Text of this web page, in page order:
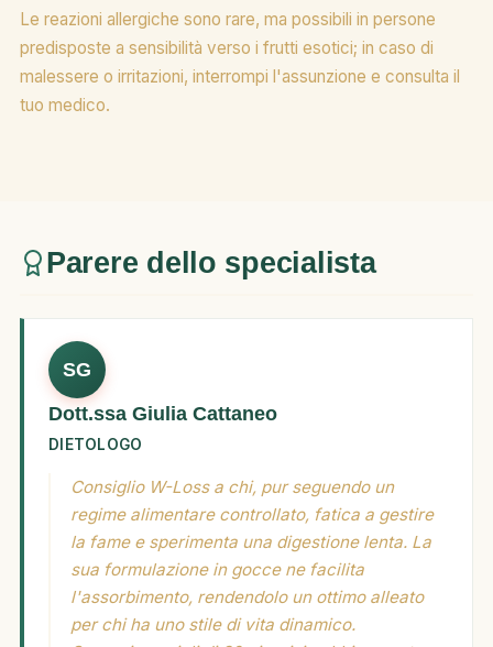
Le reazioni allergiche sono rare, ma possibili in persone
predisposte a sensibilità verso i frutti esotici; in caso di
malessere o irritazioni, interrompi l'assunzione e consulta il
tuo medico.
Parere dello specialista
SG
Dott.ssa Giulia Cattaneo
DIETOLOGO
Consiglio W-Loss a chi, pur seguendo un
regime alimentare controllato, fatica a gestire
la fame e sperimenta una digestione lenta. La
sua formulazione in gocce ne facilita
l'assorbimento, rendendolo un ottimo alleato
per chi ha uno stile di vita dinamico.